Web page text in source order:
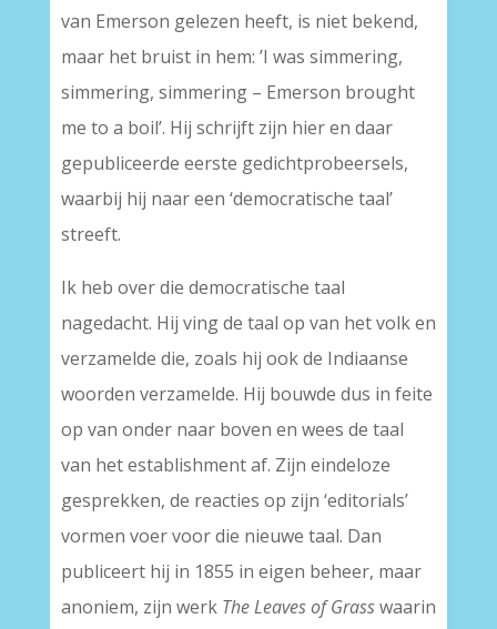
van Emerson gelezen heeft, is niet bekend,
maar het bruist in hem: ’I was simmering,
simmering, simmering – Emerson brought
me to a boil’. Hij schrijft zijn hier en daar
gepubliceerde eerste gedichtprobeersels,
waarbij hij naar een ‘democratische taal’
streeft.
Ik heb over die democratische taal
nagedacht. Hij ving de taal op van het volk en
verzamelde die, zoals hij ook de Indiaanse
woorden verzamelde. Hij bouwde dus in feite
op van onder naar boven en wees de taal
van het establishment af. Zijn eindeloze
gesprekken, de reacties op zijn ‘editorials’
vormen voer voor die nieuwe taal. Dan
publiceert hij in 1855 in eigen beheer, maar
anoniem, zijn werk The Leaves of Grasswaarin